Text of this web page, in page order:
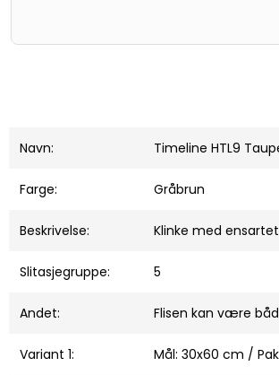
Navn: Timeline HTL9
Farge: Gråbrun
Beskrivelse: Klinke med
Slitasjegruppe: 5
Andet: Flisen kan være
Variant 1: Mål: 30x60 cm /